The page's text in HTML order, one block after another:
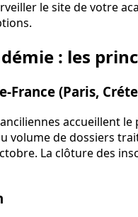
le site de votre
: les
France (Paris,
accueillent
volume de dossiers
La clôture des